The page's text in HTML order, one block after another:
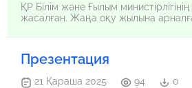
ҚР Білім және Ғылым
жасалған. Жаңа оқу жылына
Презентация
21 Қараша 2025 94
0